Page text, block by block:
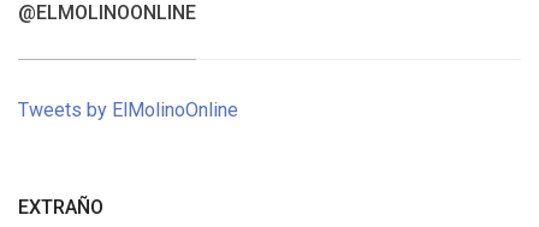
@ELMOLINOONLINE
Tweets by ElMolinoOnline
EXTRAÑO